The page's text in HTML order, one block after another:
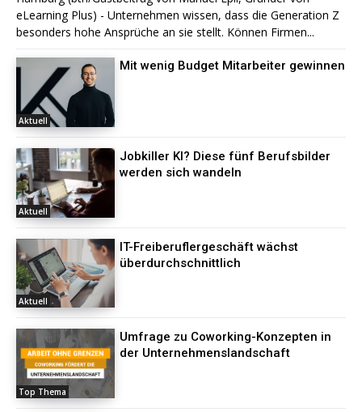
eLearning Plus) - Unternehmen wissen, dass die Generation Z
besonders hohe Ansprüche an sie stellt. Können Firmen...
Aktuell
Mit wenig Budget Mitarbeiter gewinnen
Aktuell
Jobkiller KI? Diese fünf Berufsbilder
werden sich wandeln
Aktuell
IT-Freiberuflergeschäft wächst
überdurchschnittlich
Top Thema
Umfrage zu Coworking-Konzepten in
der Unternehmenslandschaft